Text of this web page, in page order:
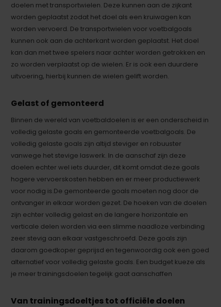
doelen met transportwielen. Deze kunnen aan de zijkant
worden geplaatst zodat het doel als een kruiwagen kan
worden vervoerd. De transportwielen voor voetbalgoals
kunnen ook aan de achterkant worden geplaatst. Het doel
kan dan met twee spelers naar achter worden getrokken en
zo worden verplaatst op de wielen. Er is ook een duurdere
uitvoering, hierbij kunnen de wielen gelift worden.
Gelast of gemonteerd
Binnen de wereld van voetbaldoelen is er een onderscheid in
volledig gelaste goals en gemonteerde voetbalgoals. De
volledig gelaste goals zijn altijd steviger en robuuster
vanwege het stevige laswerk. In de aanschaf zijn deze
doelen echter wel iets duurder, dit komt omdat deze goals
hogere vervoerskosten hebben en er meer productiewerk
voor nodig is.De gemonteerde goals moeten nog door de
ontvanger in elkaar worden gezet. De hoeken van de doelen
zijn echter volledig gelast en de langere horizontale en
verticale delen worden via een slimme naadloze verbinding
zeer stevig aan elkaar vastgeschroefd. Deze goals zijn
daarom goedkoper geprijsd en tegenwoordig ook een goed
alternatief voor volledig gelaste goals. Een budget kueze als
je meer trainingsdoelen tegelijk gaat aanschaffen
Van trainingsdoeltjes tot officiële doelen